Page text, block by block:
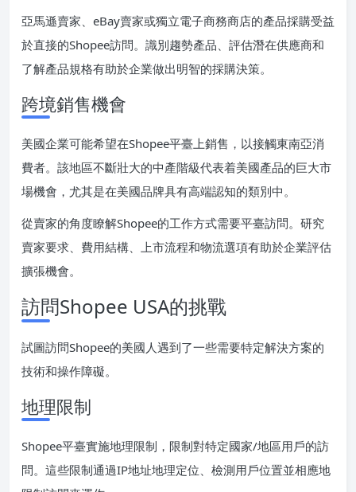
亞馬遜賣家、eBay賣家或獨立電子商務商店的產品採購受益
於直接的Shopee訪問。識別趨勢產品、評估潛在供應商和
了解產品規格有助於企業做出明智的採購決策。
跨境銷售機會
美國企業可能希望在Shopee平臺上銷售，以接觸東南亞消
費者。該地區不斷壯大的中產階級代表着美國產品的巨大市
場機會，尤其是在美國品牌具有高端認知的類別中。
從賣家的角度瞭解Shopee的工作方式需要平臺訪問。研究
賣家要求、費用結構、上市流程和物流選項有助於企業評估
擴張機會。
訪問Shopee USA的挑戰
試圖訪問Shopee的美國人遇到了一些需要特定解決方案的
技術和操作障礙。
地理限制
Shopee平臺實施地理限制，限制對特定國家/地區用戶的訪
問。這些限制通過IP地址地理定位、檢測用戶位置並相應地